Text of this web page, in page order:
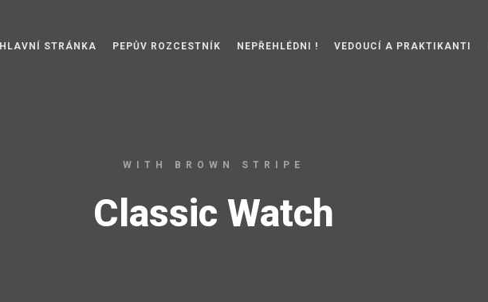
HLAVNÍ STRÁNKA PEPŮV ROZCESTNÍK NEPŘEHLÉDNI ! VEDOUCÍ A PRAKTIKANTI
WITH BROWN STRIPE
Classic Watch